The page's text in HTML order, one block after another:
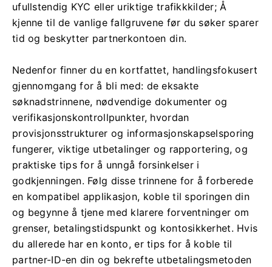
ufullstendig KYC eller uriktige trafikkkilder; Å
kjenne til de vanlige fallgruvene før du søker sparer
tid og beskytter partnerkontoen din.
Nedenfor finner du en kortfattet, handlingsfokusert
gjennomgang for å bli med: de eksakte
søknadstrinnene, nødvendige dokumenter og
verifikasjonskontrollpunkter, hvordan
provisjonsstrukturer og informasjonskapselsporing
fungerer, viktige utbetalinger og rapportering, og
praktiske tips for å unngå forsinkelser i
godkjenningen. Følg disse trinnene for å forberede
en kompatibel applikasjon, koble til sporingen din
og begynne å tjene med klarere forventninger om
grenser, betalingstidspunkt og kontosikkerhet. Hvis
du allerede har en konto, er tips for å koble til
partner-ID-en din og bekrefte utbetalingsmetoden